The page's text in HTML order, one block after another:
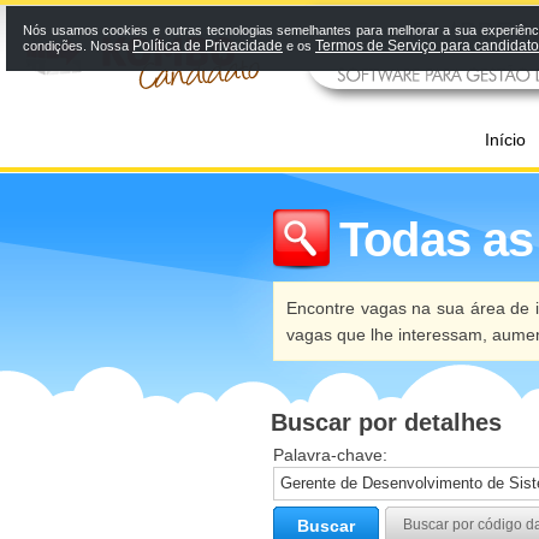
Início
Todas
Encontre vagas na sua área
vagas que lhe interessam,
Buscar por detalhes
Palavra-chave:
Buscar Buscar por código
Nós usamos cookies e outras tecnologias semelhantes para melhorar a sua
condições. Nossa Política de Privacidade e os Termos de Serviço para